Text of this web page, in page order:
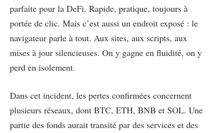
parfaite pour la DeFi. Rapide, pratique, toujours à
portée de clic. Mais c’est aussi un endroit exposé : le
navigateur parle à tout. Aux sites, aux scripts, aux
mises à jour silencieuses. On y gagne en fluidité, on y
perd en isolement.
Dans cet incident, les pertes confirmées concernent
plusieurs réseaux, dont BTC, ETH, BNB et SOL. Une
partie des fonds aurait transité par des services et des